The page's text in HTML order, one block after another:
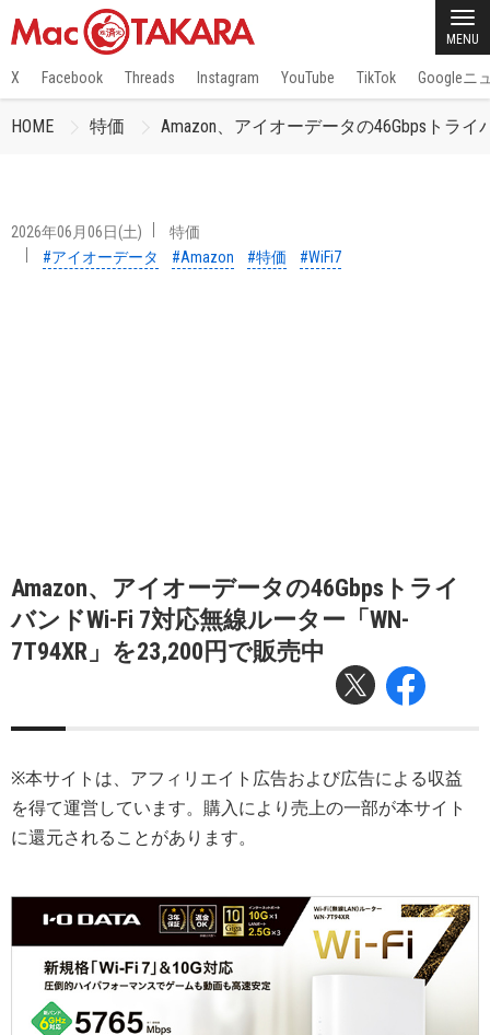
MENU
X Facebook Threads Instagram YouTube TikTok Googleニ
HOME 特価 Amazon、アイオーデータの46Gbpsトライ
2026年06月06日(土)
特価
#アイオーデータ
#Amazon #特価 #WiFi7
Amazon、アイオーデータの46Gbpsトライ
バンドWi-Fi 7対応無線ルーター「WN-
7T94XR」を23,200円で販売中
※本サイトは、アフィリエイト広告および広告による収益
を得て運営しています。購入により売上の一部が本サイト
に還元されることがあります。